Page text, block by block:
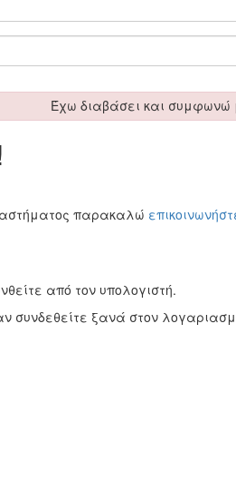
Έχω διαβάσει και συμφωνώ
παρακαλώ
από τον υπολογιστή.
συνδεθείτε ξανά στον